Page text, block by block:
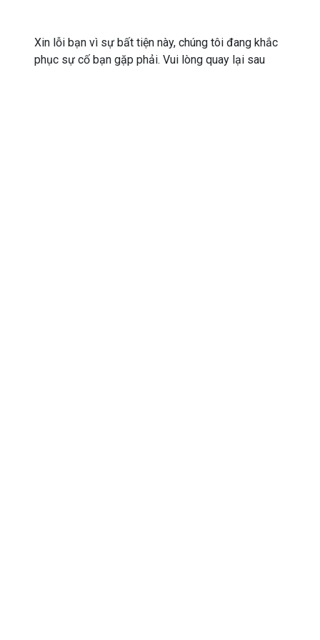
Xin lỗi bạn vì sự bất tiện này, chúng tôi đang khắc
phục sự cố bạn gặp phải. Vui lòng quay lại sau